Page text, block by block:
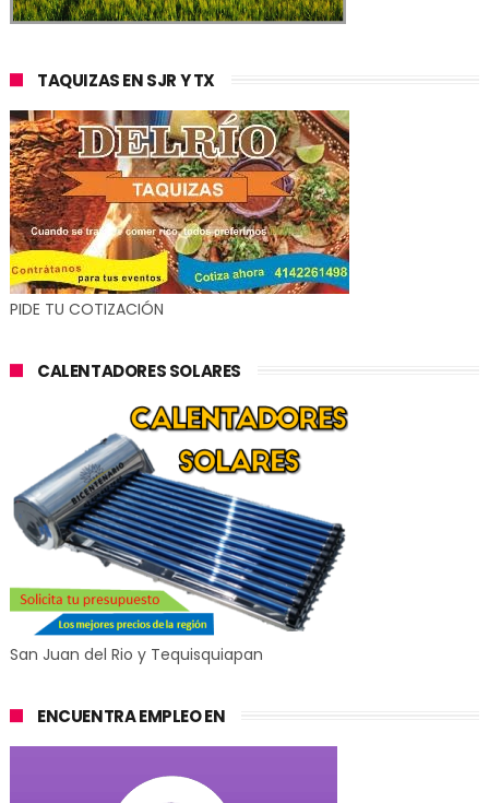
TAQUIZAS EN SJR Y TX
PIDE TU COTIZACIÓN
CALENTADORES SOLARES
San Juan del Rio y Tequisquiapan
ENCUENTRA EMPLEO EN